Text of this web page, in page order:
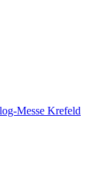
Messe Krefeld